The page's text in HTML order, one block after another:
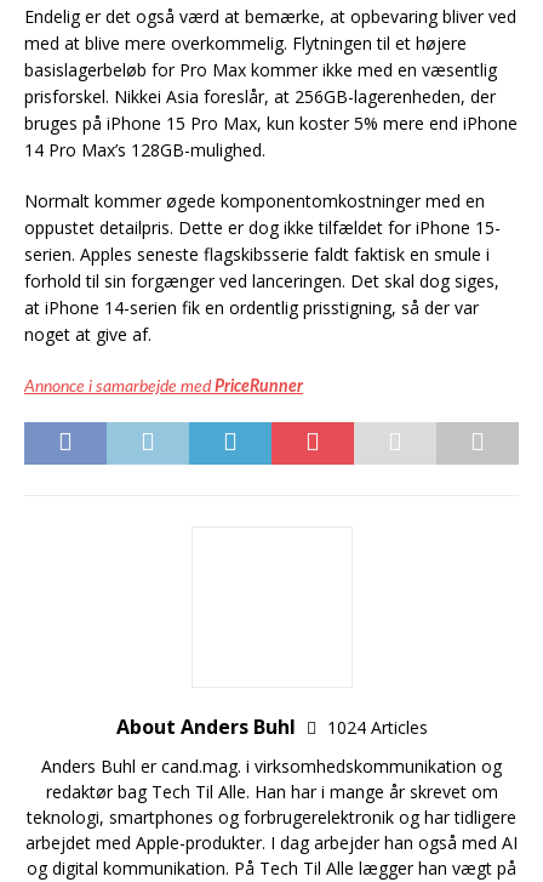
Endelig er det også værd at bemærke, at opbevaring bliver ved
med at blive mere overkommelig. Flytningen til et højere
basislagerbeløb for Pro Max kommer ikke med en væsentlig
prisforskel. Nikkei Asia foreslår, at 256GB-lagerenheden, der
bruges på iPhone 15 Pro Max, kun koster 5% mere end iPhone
14 Pro Max’s 128GB-mulighed.
Normalt kommer øgede komponentomkostninger med en
oppustet detailpris. Dette er dog ikke tilfældet for iPhone 15-
serien. Apples seneste flagskibsserie faldt faktisk en smule i
forhold til sin forgænger ved lanceringen. Det skal dog siges,
at iPhone 14-serien fik en ordentlig prisstigning, så der var
noget at give af.
Annonce i samarbejde med PriceRunner
About Anders Buhl
1024 Articles
Anders Buhl er cand.mag. i virksomhedskommunikation og
redaktør bag Tech Til Alle. Han har i mange år skrevet om
teknologi, smartphones og forbrugerelektronik og har tidligere
arbejdet med Apple-produkter. I dag arbejder han også med AI
og digital kommunikation. På Tech Til Alle lægger han vægt på